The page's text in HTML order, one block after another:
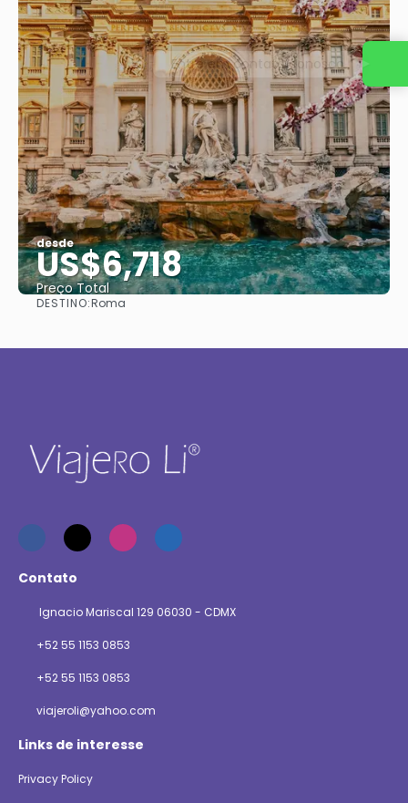
desde
US$6,718
Preço Total
DESTINO:Roma
Contato
Ignacio Mariscal 129 06030 - CDMX
+52 55 1153 0853
+52 55 1153 0853
viajeroli@yahoo.com
Links de interesse
Privacy Policy
Entre em contato conosco